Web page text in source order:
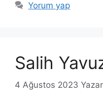
Yorum yap
Salih
4 Ağustos 2023